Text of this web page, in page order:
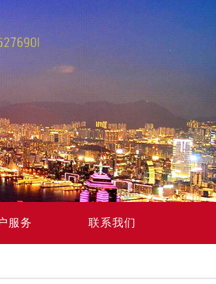
服务 联系我们